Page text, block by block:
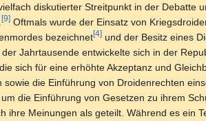
diskutierter Streitpunkt in der Debatte
[9] Oftmals wurde der Einsatz von
bezeichnet[4] und der Besitz eines
Jahrtausende entwickelte sich in der
sich für eine erhöhte Akzeptanz und
die Einführung von Droidenrechten
die Einführung von Gesetzen zu ihrem
ihre Meinungen als geteilt. Während es ein